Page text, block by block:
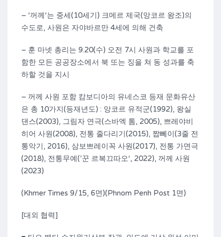
– ‘꺼께‘는 중세(10세기) 크메르 제국(앙코르 왕조)의
수도로, 사원은 자야바르만 4세에 의해 건축
– 훈 마넷 총리는 9.20(수) 오전 7시 사원과 학교를 포
함한 모든 공공장소에서 북 또는 징을 쳐 동 성과를 축
하할 것을 지시
– 꺼께 사원 포함 캄보디아의 유네스코 등재 문화유산
은 총 10가지(등재년도) : 앙코르 유적군(1992), 왕실
댄스(2003), 그림자 연극(스바엑 톰, 2005), 쁘레야비
히어 사원(2008), 전통 줄다리기(2015), 짭뻬이(3줄 전
통악기, 2016), 삼보쁘레이꼭 사원(2017), 전통 가면극
(2018), 전통무예(’꾼 르복끄따오‘, 2022), 꺼께 사원
(2023)
(Khmer Times 9/15, 6면)(Phnom Penh Post 1면)
[대외 협력]